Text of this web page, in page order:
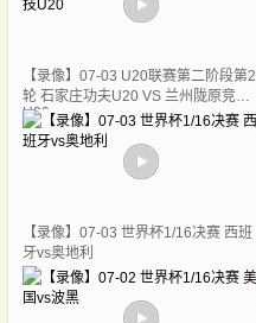
【录像】07-03 U20联赛第二阶段第2
轮 石家庄功夫U20 VS 兰州陇原竞技
U20
【录像】07-03 世界杯1/16决赛 西班
牙vs奥地利